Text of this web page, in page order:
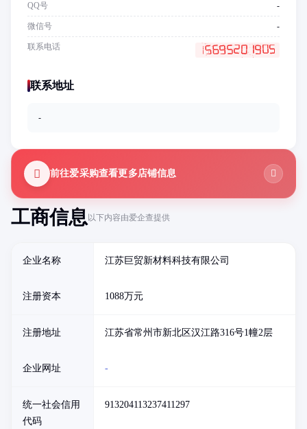
工商信息以下内容由爱企查提供
企业名称 江苏巨贸新材料科技有限公司
注册资本 1088万元
注册地址 江苏省常州市新北区汉江路316号1幢2层
企业网址 -
统一社会信用
代码
913204113237411297
QQ号 -
微信号 -
联系电话
联系地址
-
前往爱采购查看更多店铺信息